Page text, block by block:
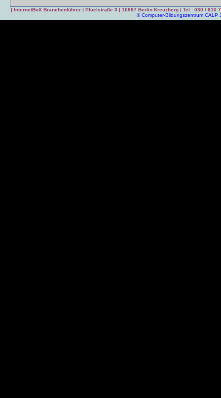
| InternetBoX Branchenführer | Pfuelstraße 3 | 10997 Berlin Kreuzberg | Tel : 030 /
©Computer-Bildungszentrum CALP